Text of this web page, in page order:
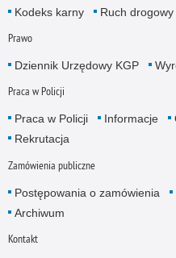
Kodeks karny
Ruch drogowy
Prawo
Dziennik Urzędowy KGP
Praca w Policji
Praca w Policji Informacje
Rekrutacja
Zamówienia publiczne
Postępowania o zamówienia
Archiwum
Kontakt